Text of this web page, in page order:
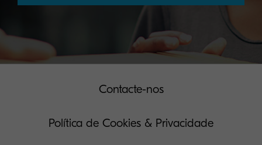
Contacte-nos
Política de Cookies & Privacidade